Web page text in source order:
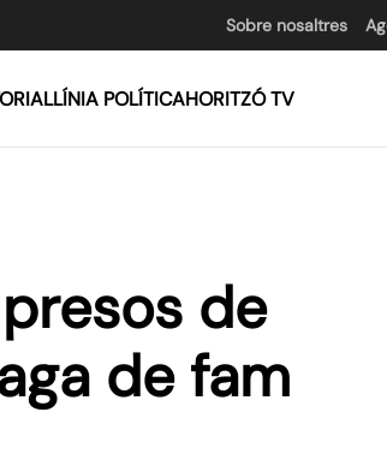
Sobre nosaltres
LÍNIA POLÍTICAHORITZÓ TV
de
de fam